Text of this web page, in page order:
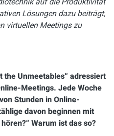
Lösungen dazu beiträgt,
virtuellen Meetings zu
the Unmeetables“ adressiert
Meetings. Jede Woche
Stunden in Online-
davon beginnen mit
Warum ist das so?